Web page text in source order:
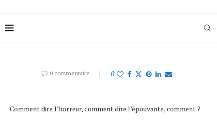
0 commentaire 0
Comment dire l’horreur, comment dire l’épouvante, comment ?